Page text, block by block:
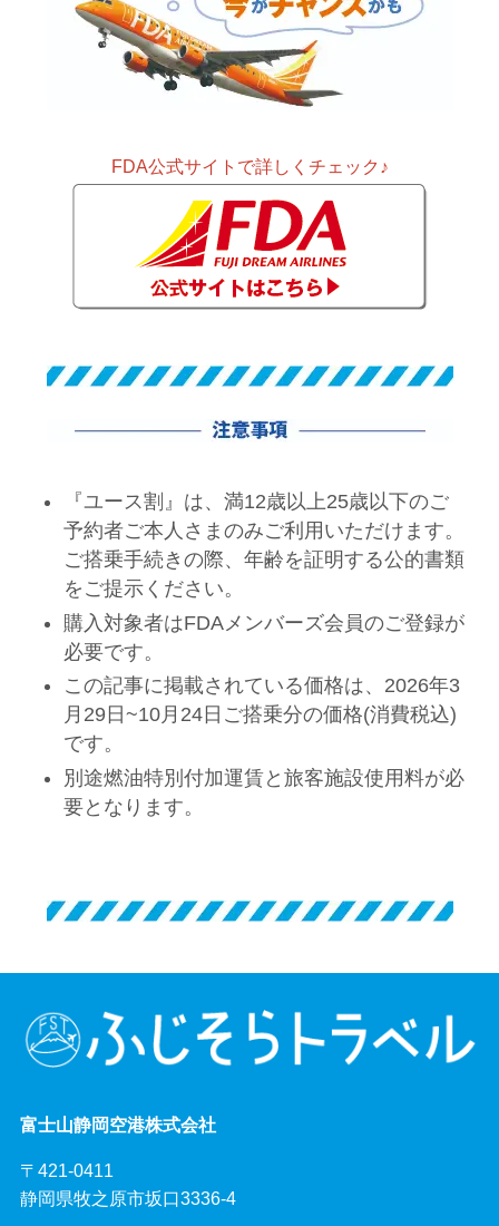
FDA公式サイトで詳しくチェック♪
『ユース割』は、満12歳以上25歳以下のご
予約者ご本人さまのみご利用いただけます。
ご搭乗手続きの際、年齢を証明する公的書類
をご提示ください。
購入対象者はFDAメンバーズ会員のご登録が
必要です。
この記事に掲載されている価格は、2026年3
月29日~10月24日ご搭乗分の価格(消費税込)
です。
別途燃油特別付加運賃と旅客施設使用料が必
要となります。
富士山静岡空港株式会社
〒421-0411
静岡県牧之原市坂口3336-4